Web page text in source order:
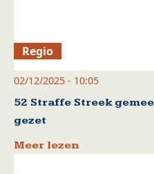
Regio
02/12/2025 - 10:05
52 Straffe Streek
gezet
Meer lezen